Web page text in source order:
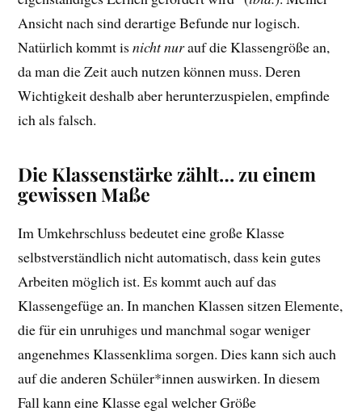
Ansicht nach sind derartige Befunde nur logisch.
Natürlich kommt isnicht nurauf die Klassengröße an,
da man die Zeit auch nutzen können muss. Deren
Wichtigkeit deshalb aber herunterzuspielen, empfinde
ich als falsch.
Die Klassenstärke zählt… zu einem
gewissen Maße
Im Umkehrschluss bedeutet eine große Klasse
selbstverständlich nicht automatisch, dass kein gutes
Arbeiten möglich ist. Es kommt auch auf das
Klassengefüge an. In manchen Klassen sitzen Elemente,
die für ein unruhiges und manchmal sogar weniger
angenehmes Klassenklima sorgen. Dies kann sich auch
auf die anderen Schüler*innen auswirken. In diesem
Fall kann eine Klasse egal welcher Größe